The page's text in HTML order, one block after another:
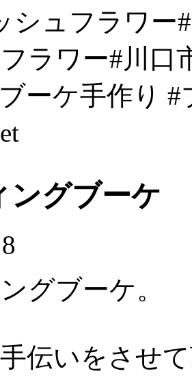
シュフラワー
ラワー#川口
ーケ手作り
ングブーケ
グブーケ。
伝いをさせ